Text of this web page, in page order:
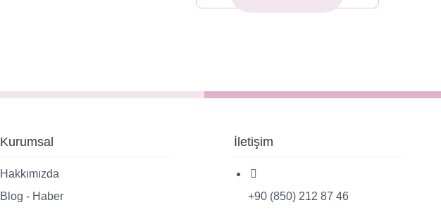
Kurumsal
Hakkımızda
Blog - Haber
İletişim
+90 (850) 212 87 46